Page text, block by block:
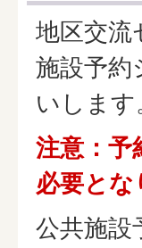
地区交流
施設予約
いします
注意：予
必要とな
公共施設